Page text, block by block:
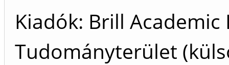
Kiadók Brill
Tudományterület